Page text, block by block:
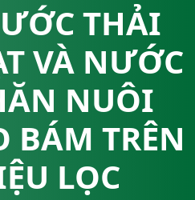
THẢI
VÀ NƯỚC
NUÔI
BÁM TRÊN
LỌC